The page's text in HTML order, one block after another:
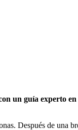
un guía experto
Después de una